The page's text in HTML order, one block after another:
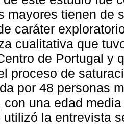
mayores tienen de
caráter
cualitativa que
de Portugal y
proceso de
por 48 personas
con una edad
utilizó la entrevista